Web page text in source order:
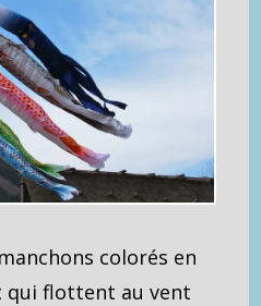
colorés en
qui flottent au vent